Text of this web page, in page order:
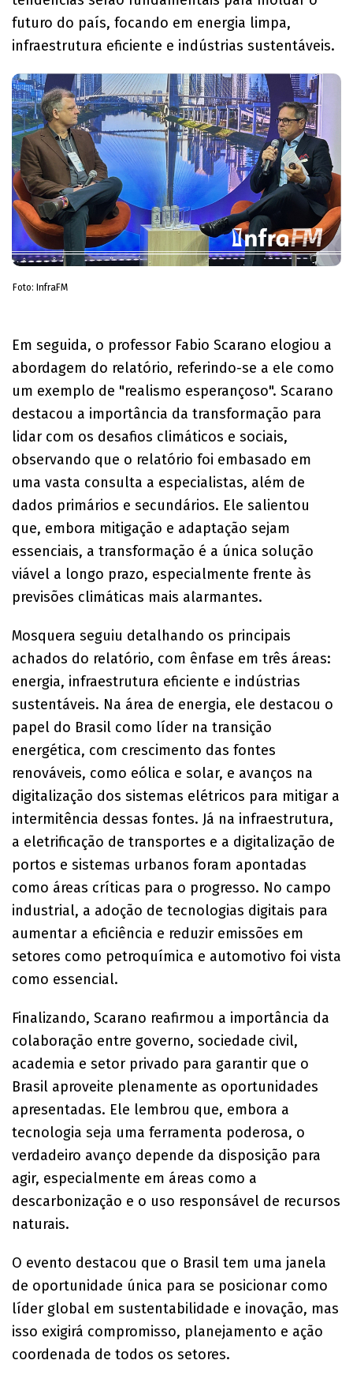
futuro do país, focando em energia limpa,
infraestrutura eficiente e indústrias sustentáveis.
Foto: InfraFM
Em seguida, o professor Fabio Scarano elogiou a
abordagem do relatório, referindo-se a ele como
um exemplo de "realismo esperançoso". Scarano
destacou a importância da transformação para
lidar com os desafios climáticos e sociais,
observando que o relatório foi embasado em
uma vasta consulta a especialistas, além de
dados primários e secundários. Ele salientou
que, embora mitigação e adaptação sejam
essenciais, a transformação é a única solução
viável a longo prazo, especialmente frente às
previsões climáticas mais alarmantes.
Mosquera seguiu detalhando os principais
achados do relatório, com ênfase em três áreas:
energia, infraestrutura eficiente e indústrias
sustentáveis. Na área de energia, ele destacou o
papel do Brasil como líder na transição
energética, com crescimento das fontes
renováveis, como eólica e solar, e avanços na
digitalização dos sistemas elétricos para mitigar a
intermitência dessas fontes. Já na infraestrutura,
a eletrificação de transportes e a digitalização de
portos e sistemas urbanos foram apontadas
como áreas críticas para o progresso. No campo
industrial, a adoção de tecnologias digitais para
aumentar a eficiência e reduzir emissões em
setores como petroquímica e automotivo foi vista
como essencial.
Finalizando, Scarano reafirmou a importância da
colaboração entre governo, sociedade civil,
academia e setor privado para garantir que o
Brasil aproveite plenamente as oportunidades
apresentadas. Ele lembrou que, embora a
tecnologia seja uma ferramenta poderosa, o
verdadeiro avanço depende da disposição para
agir, especialmente em áreas como a
descarbonização e o uso responsável de recursos
naturais.
O evento destacou que o Brasil tem uma janela
de oportunidade única para se posicionar como
líder global em sustentabilidade e inovação, mas
isso exigirá compromisso, planejamento e ação
coordenada de todos os setores.